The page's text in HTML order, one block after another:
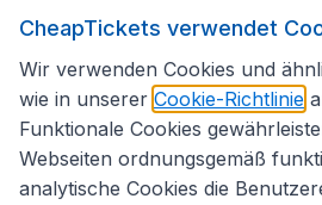
Folgen Sie uns:
CheapTickets verwendet
Wir verwenden Cookies und
wie in unserer Cookie-Richtlinie
Funktionale Cookies
Webseiten ordnungsgemäß
analytische Cookies die